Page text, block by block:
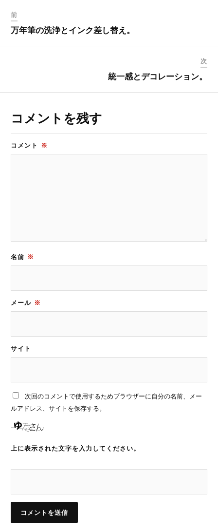
前
万年筆の洗浄とインク差し替え。
次
統一感とデコレーション。
コメントを残す
コメント ※
名前 ※
メール ※
サイト
次回のコメントで使用するためブラウザーに自分の名前、メー
ルアドレス、サイトを保存する。
上に表示された文字を入力してください。